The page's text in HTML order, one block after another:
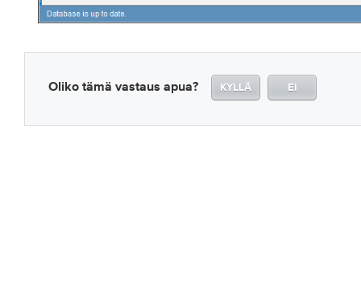
Oliko tämä vastaus apua? KYLLÄ EI